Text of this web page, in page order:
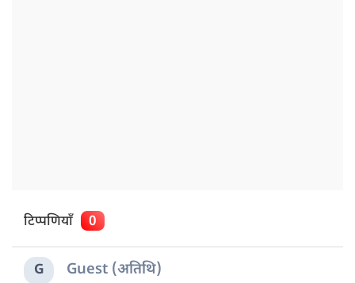
टिप्पणियाँ 0
G Guest (अतिथि)